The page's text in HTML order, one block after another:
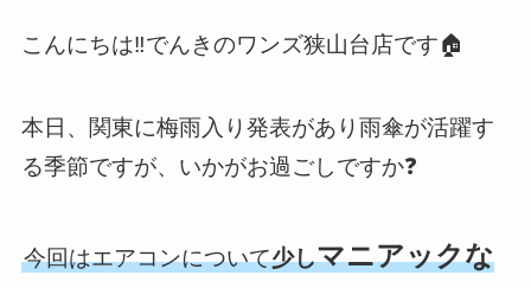
こんにちは‼️でんきのワンズ狭山台店です🏠
本日、関東に梅雨入り発表があり雨傘が活躍す
る季節ですが、いかがお過ごしですか❓
今回はエアコンについて少しマニアックな